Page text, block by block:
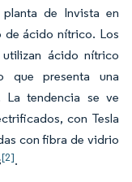
de Invista en
de ácido nítrico. Los
ácido nítrico
que presenta una
La tendencia se ve
con Tesla
con fibra de vidrio
[2].